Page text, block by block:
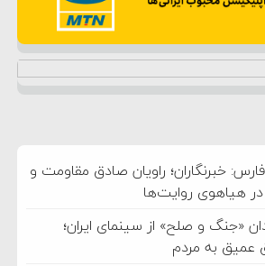
خبرنگاران؛ راویان صادق مقاومت و
هیاهوی روایت‌ها
«جنگ و صلح» از سینمای ایران؛
عمیق به مردم